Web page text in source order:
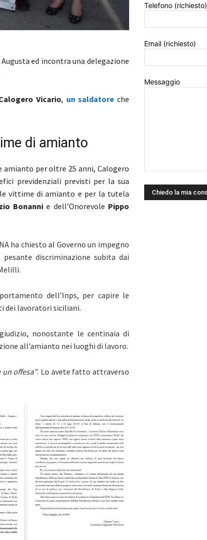
ed incontra una delegazione
Vicario, un saldatore che
di amianto
per oltre 25 anni, Calogero
previdenziali previsti per la sua
vittime di amianto e per la tutela
Bonannie dell’Onorevole Pippo
ha chiesto al Governo un impegno
discriminazione subita dai
dell’Inps, per capire le
dei lavoratori siciliani.
nonostante le centinaia di
all’amianto nei luoghi di lavoro.
un offesa”. Lo avete fatto attraverso
Telefono (richiesto)
Email (richiesto)
Messaggio